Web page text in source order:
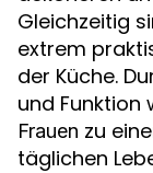
Gleichzeitig
extrem
der Küche.
und Funktion
Frauen zu
täglichen